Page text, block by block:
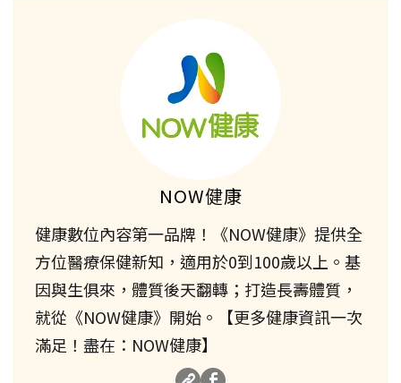
NOW健康
健康數位內容第一品牌！《NOW健康》提供全
方位醫療保健新知，適用於0到100歲以上。基
因與生俱來，體質後天翻轉；打造長壽體質，
就從《NOW健康》開始。【更多健康資訊一次
滿足！盡在：NOW健康】